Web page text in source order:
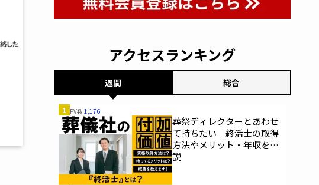
アクセスランキング
週間 総合
1 PV数1,176
葬祭ディレクターとあわせ
て持ちたい｜終活士の取得
方法やメリット・年収を解
説